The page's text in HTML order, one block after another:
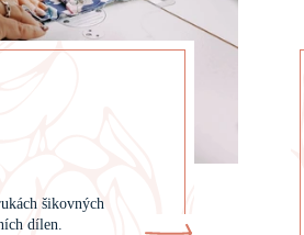
šikovných
dílen.